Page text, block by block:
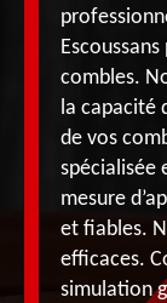
combles.
la capacité
de vos
spécialisée
mesure
et fiables.
efficaces.
simulation